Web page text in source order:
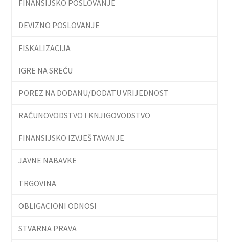
FINANSIJSKO POSLOVANJE
DEVIZNO POSLOVANJE
FISKALIZACIJA
IGRE NA SREĆU
POREZ NA DODANU/DODATU VRIJEDNOST
RAČUNOVODSTVO I KNJIGOVODSTVO
FINANSIJSKO IZVJEŠTAVANJE
JAVNE NABAVKE
TRGOVINA
OBLIGACIONI ODNOSI
STVARNA PRAVA